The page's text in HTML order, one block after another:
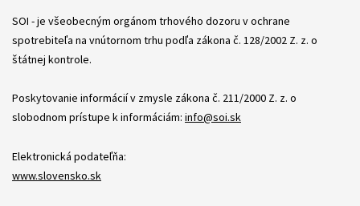
Položky
SOI - je všeobecným orgánom trhového dozoru v ochrane
spotrebiteľa na vnútornom trhu podľa zákona č. 128/2002 Z. z. o
štátnej kontrole.
Poskytovanie informácií v zmysle zákona č. 211/2000 Z. z. o
slobodnom prístupe k informáciám: info@soi.sk
Elektronická podateľňa:
www.slovensko.sk